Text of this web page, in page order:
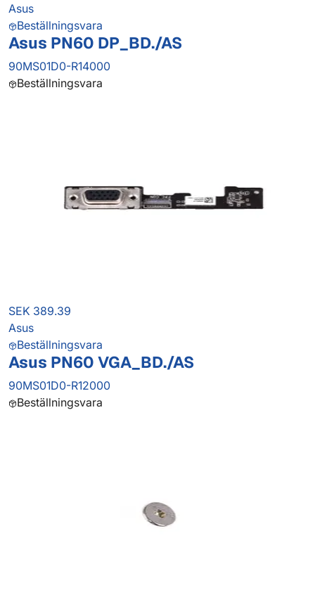
Asus
Beställningsvara
Asus PN60 DP_BD./AS
90MS01D0-R14000
Beställningsvara
SEK 389.39
Asus
Beställningsvara
Asus PN60 VGA_BD./AS
90MS01D0-R12000
Beställningsvara